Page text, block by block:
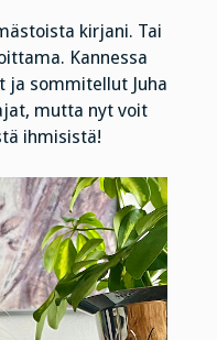
kirjani. Tai
Kannessa
ja sommitellut Juha
mutta nyt voit
ihmisistä!